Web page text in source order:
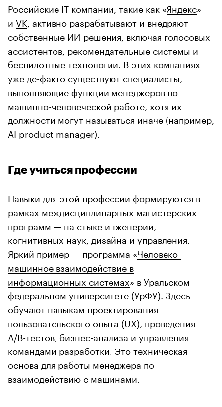
Российские IT-компании, такие как «Яндекс»
и VK , активно разрабатывают и внедряют
собственные ИИ-решения, включая голосовых
ассистентов, рекомендательные системы и
беспилотные технологии. В этих компаниях
уже де-факто существуют специалисты,
выполняющиефункции менеджеров по
машинно-человеческой работе, хотя их
должности могут называться иначе (например,
AI product manager).
Где учиться профессии
Навыки для этой профессии формируются в
рамках междисциплинарных магистерских
программ — на стыке инженерии,
когнитивных наук, дизайна и управления.
Яркий пример — программа «Человеко-
машинное взаимодействие в
информационных системах» в Уральском
федеральном университете (УрФУ). Здесь
обучают навыкам проектирования
пользовательского опыта (UX), проведения
A/B-тестов, бизнес-анализа и управления
командами разработки. Это техническая
основа для работы менеджера по
взаимодействию с машинами.